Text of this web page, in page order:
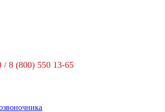
/ 8 (800) 550 13-65